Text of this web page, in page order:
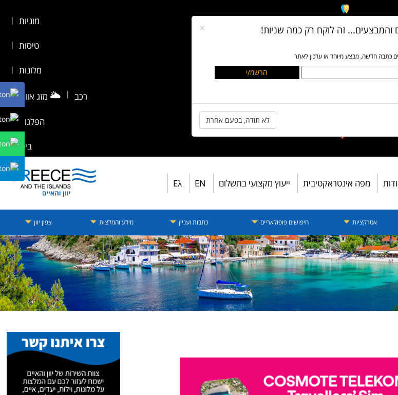
מוניות |
טיסות |
מלונות |
רכב |
🌥️ מזג אוויר |
הפלגות |
ביטוח
מפה אינטראקטיבית ייעוץ מקצועי בתשלום EN
Eλ
אטרקציות חיפושים פופולאריים כתבות ועניין מידע והמלצות צפון יוון
× והמבצעים... זה לוקח רק כמה שניות!
כתבה חדשה, מבצע מיוחד או עדכון לאתר
לא תודה, בפעם אחרת